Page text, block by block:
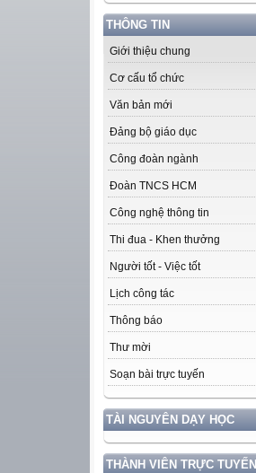
THÔNG TIN
Giới thiệu chung
Cơ cấu tổ chức
Văn bản mới
Đảng bộ giáo dục
Công đoàn ngành
Đoàn TNCS HCM
Công nghệ thông tin
Thi đua - Khen thưởng
Người tốt - Việc tốt
Lịch công tác
Thông báo
Thư mời
Soạn bài trực tuyến
TÀI NGUYÊN DẠY HỌC
THÀNH VIÊN TRỰC TUYẾN